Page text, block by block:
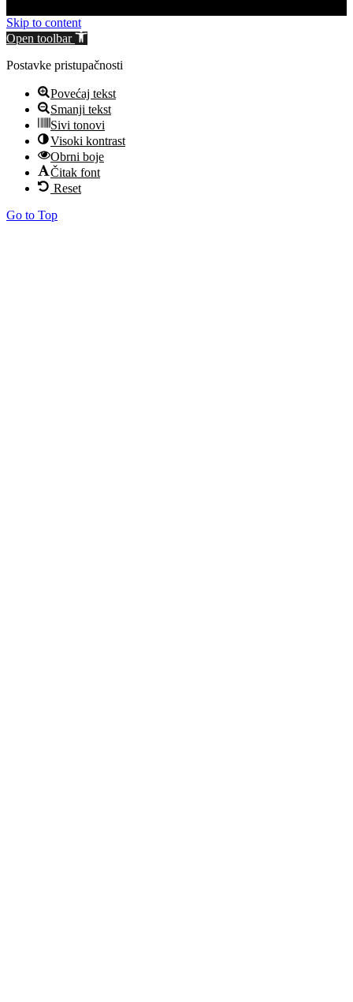
Skip to content
Open toolbar
Postavke pristupačnosti
Povećaj tekst
Smanji tekst
Sivi tonovi
Visoki kontrast
Obrni boje
Čitak font
Reset
Go to Top